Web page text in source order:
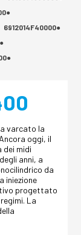
6912014F40000●
varcato la
oggi, il
dei midi
anni, a
da
iniezione
progettato
La